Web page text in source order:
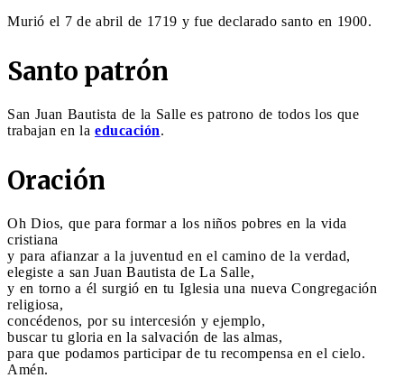
Murió el 7 de abril de 1719 y fue declarado santo en 1900.
Santo patrón
San Juan Bautista de la Salle es patrono de todos los que
trabajan en la educación.
Oración
Oh Dios, que para formar a los niños pobres en la vida
cristiana
y para afianzar a la juventud en el camino de la verdad,
elegiste a san Juan Bautista de La Salle,
y en torno a él surgió en tu Iglesia una nueva Congregación
religiosa,
concédenos, por su intercesión y ejemplo,
buscar tu gloria en la salvación de las almas,
para que podamos participar de tu recompensa en el cielo.
Amén.